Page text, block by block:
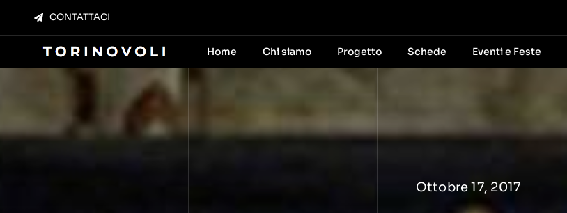
contenuto
CONTATTACI
Home Chi siamo Progetto Schede Eventi e Feste
Ottobre 17, 2017